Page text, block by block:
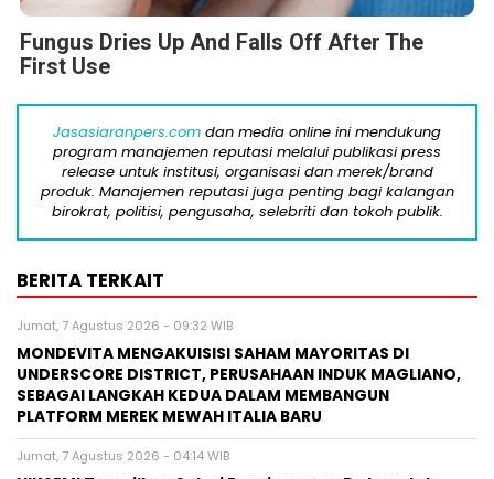
Fungus Dries Up And Falls Off After The
First Use
Jasasiaranpers.com dan media online ini mendukung
program manajemen reputasi melalui publikasi press
release untuk institusi, organisasi dan merek/brand
produk. Manajemen reputasi juga penting bagi kalangan
birokrat, politisi, pengusaha, selebriti dan tokoh publik.
BERITA TERKAIT
Jumat, 7 Agustus 2026 - 09:32 WIB
MONDEVITA MENGAKUISISI SAHAM MAYORITAS DI
UNDERSCORE DISTRICT, PERUSAHAAN INDUK MAGLIANO,
SEBAGAI LANGKAH KEDUA DALAM MEMBANGUN
PLATFORM MEREK MEWAH ITALIA BARU
Jumat, 7 Agustus 2026 - 04:14 WIB